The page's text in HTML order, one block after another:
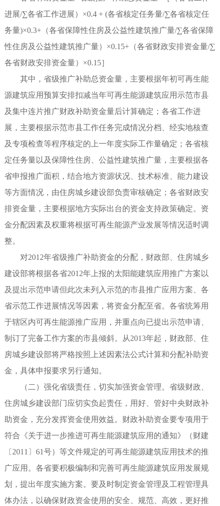
进展/∑各省工作进展）×0.4 + (各省核定任务量/∑各省核定任
务量)×0.3+（各省保障性住房及公益性建筑推广量/∑各省保障
性住房及公益性建筑推广量）×0.15+（各省财政安排资金量/∑
各省财政安排资金量）×0.15］
其中，省级推广补助总资金量，主要根据年初可再生能
源建筑应用预算安排扣减当年可再生能源建筑应用示范市县
及集中连片推广财政补助资金量后计算确定；各省工作进
展，主要根据示范市县工作任务完成情况分档、经实地核查
及专项检查等程序核定的上一年度实际工作量确定；各省核
定任务量以及保障性住房、公益性建筑推广量，主要根据各
省申报推广面积，结合地方资源状况、技术标准、能力建设
等方面情况，由住房城乡建设部负责审核确定；各省财政安
排资金量，主要根据地方实际出台的资金支持政策确定。资
金分配因素及权重将根据可再生能源产业发展等情况适时调
整。
对2012年省级推广补助资金的分配，财政部、住房城乡
建设部将根据各省2012年上报的太阳能建筑应用推广方案以
及提出示范申请但此次未列入示范的市县推广应用方案、各
省示范工作进展情况等因素，将资金分配至省。各省统筹用
于辖区内可再生能源推广应用，并重点向已提出示范申请、
制订了完备工作方案的市县倾斜。从2013年起，财政部、住
房城乡建设部将严格按照上述因素法公式计算和分配补助资
金，具体申报要求另行通知。
（二）强化省级责任，切实加强资金管理。省级财政、
住房城乡建设部门应切实负起责任，用好、管好中央财政补
助资金，充分发挥资金使用效益。财政补助资金要专项用于
符合《关于进一步推进可再生能源建筑应用的通知》（财建
〔2011〕61号）等文件规定的可再生能源建筑应用技术的推
广应用。各省要积极编制和完善可再生能源建筑应用发展规
划，提出年度实施方案。要及时制定资金管理及工程管理具
体办法，以确保财政资金使用的安全、规范、高效，更好推